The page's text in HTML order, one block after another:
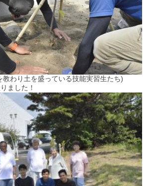
教わり土を盛っている技能実習生たち)
ました！